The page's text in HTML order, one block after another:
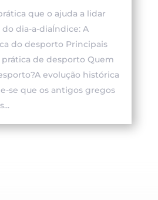
que o ajuda a lidar
dia-a-diaÍndice: A
do desporto Principais
de desporto Quem
evolução histórica
se que os antigos gregos